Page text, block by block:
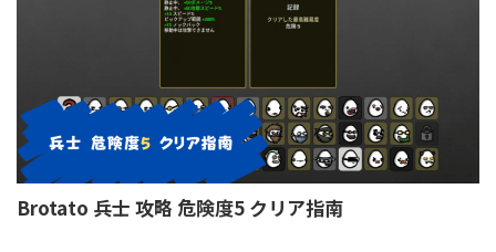
Brotato 兵士 攻略 危険度5 クリア指南